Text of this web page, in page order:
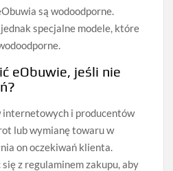
są wodoodporne.
specjalne modele, które
eObuwie, jeśli nie
internetowych i producentów
lub wymianę towaru w
on oczekiwań klienta.
z regulaminem zakupu, aby